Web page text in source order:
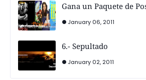
Gana un Paquete de
January 06, 2011
6.- Sepultado
January 02, 2011